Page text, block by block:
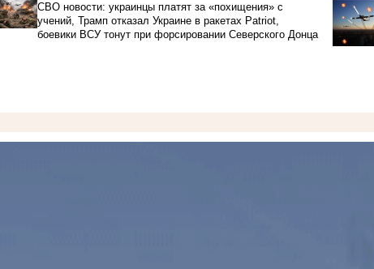
СВО новости: украинцы платят за «похищения» с
учений, Трамп отказал Украине в ракетах Patriot,
боевики ВСУ тонут при форсировании Северского Донца